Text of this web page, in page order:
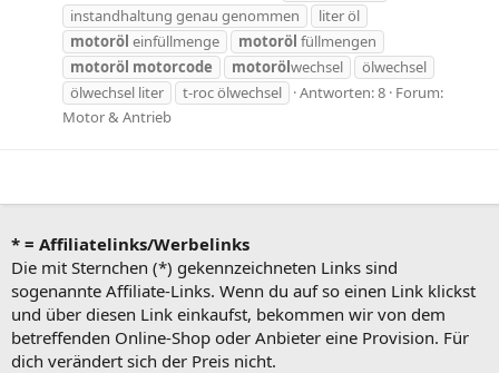
instandhaltung genau genommen
liter öl
motoröl einfüllmenge motoröl füllmengen
motoröl motorcode motorölwechsel
ölwechsel
ölwechsel liter
t-roc ölwechsel Antworten: 8 Forum:
Motor & Antrieb
* = Affiliatelinks/Werbelinks
Die mit Sternchen (*) gekennzeichneten Links sind
sogenannte Affiliate-Links. Wenn du auf so einen Link klickst
und über diesen Link einkaufst, bekommen wir von dem
betreffenden Online-Shop oder Anbieter eine Provision. Für
dich verändert sich der Preis nicht.